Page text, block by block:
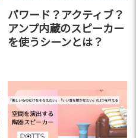
パワード？アクティブ？
アンプ内蔵のスピーカー
を使うシーンとは？